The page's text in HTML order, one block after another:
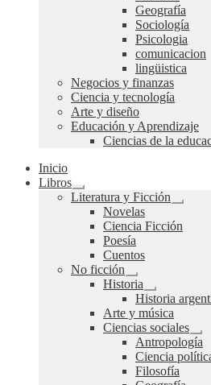
Geografía
Sociología
Psicologia
comunicacion
lingüistica
Negocios y finanzas
Ciencia y tecnología
Arte y diseño
Educación y Aprendizaje
Ciencias de la
Inicio
Libros
Expandir
el
menú
hijo
Literatura y Ficción
Expandir
menú
Novelas
Ciencia Ficción
Poesía
Cuentos
No ficción
Expandir
el
menú
hijo
Historia
Expandir
el
menú
hijo
Historia
Arte y música
Ciencias sociales
el
Antropología
Ciencia
Filosofía